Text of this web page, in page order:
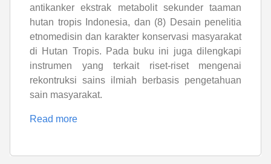
antikanker ekstrak metabolit sekunder taaman
hutan tropis Indonesia, dan (8) Desain penelitia
etnomedisin dan karakter konservasi masyarakat
di Hutan Tropis. Pada buku ini juga dilengkapi
instrumen yang terkait riset-riset mengenai
rekontruksi sains ilmiah berbasis pengetahuan
sain masyarakat.
Read more